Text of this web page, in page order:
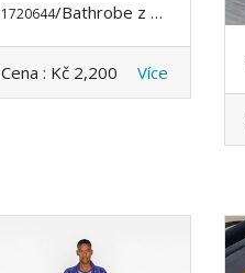
1720644/Bathrobe z VERSACE
Cena : Kč 2,200 Více